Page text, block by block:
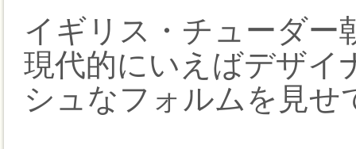
イギリス・チューダー
現代的にいえばデザイ
シュなフォルムを見せ